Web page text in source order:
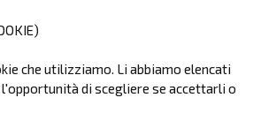
che utilizziamo. Li abbiamo elencati
l'opportunità di scegliere se accettarli o